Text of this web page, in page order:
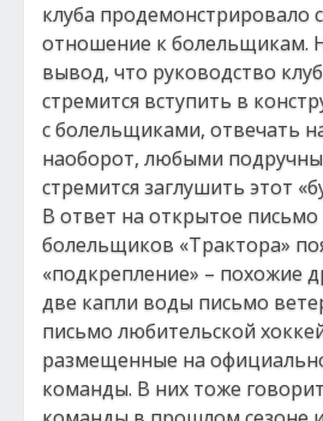
клуба продемонстрировало
отношение к болельщикам.
вывод, что руководство
стремится вступить в
с болельщиками, отвечать
наоборот, любыми
стремится заглушить этот
В ответ на открытое письмо
болельщиков «Трактора»
«подкрепление» – похожие
две капли воды письмо
письмо любительской
размещенные на
команды. В них тоже